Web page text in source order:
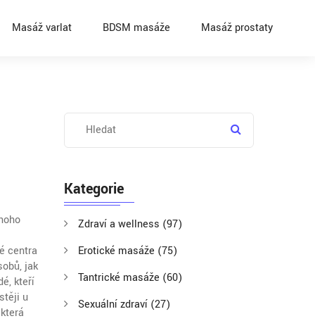
Masáž varlat BDSM masáže Masáž prostaty
centra
jak
kteří
u
Kategorie
Zdraví a wellness (97)
Erotické masáže (75)
Tantrické masáže (60)
Sexuální zdraví (27)